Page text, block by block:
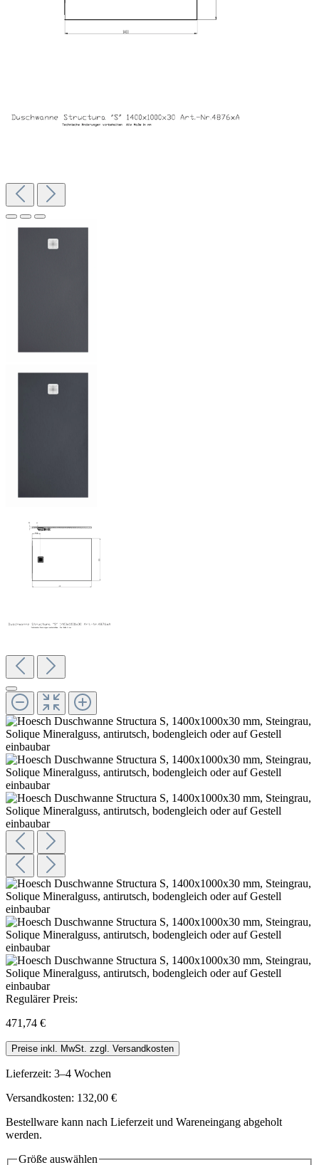
Regulärer Preis:
471,74 €
Preise inkl. MwSt. zzgl. Versandkosten
Lieferzeit: 3–4 Wochen
Versandkosten: 132,00 €
Bestellware kann nach Lieferzeit und Wareneingang abgeholt
werden.
Größe auswählen